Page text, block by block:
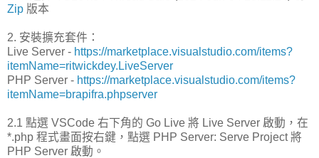
Zip 版本
2. 安裝擴充套件：
Live Server - https://marketplace.visualstudio.com/items?
itemName=ritwickdey.LiveServer
PHP Server - https://marketplace.visualstudio.com/items?
itemName=brapifra.phpserver
2.1 點選 VSCode 右下角的 Go Live 將 Live Server 啟動，在
*.php 程式畫面按右鍵，點選 PHP Server: Serve Project 將
PHP Server 啟動。